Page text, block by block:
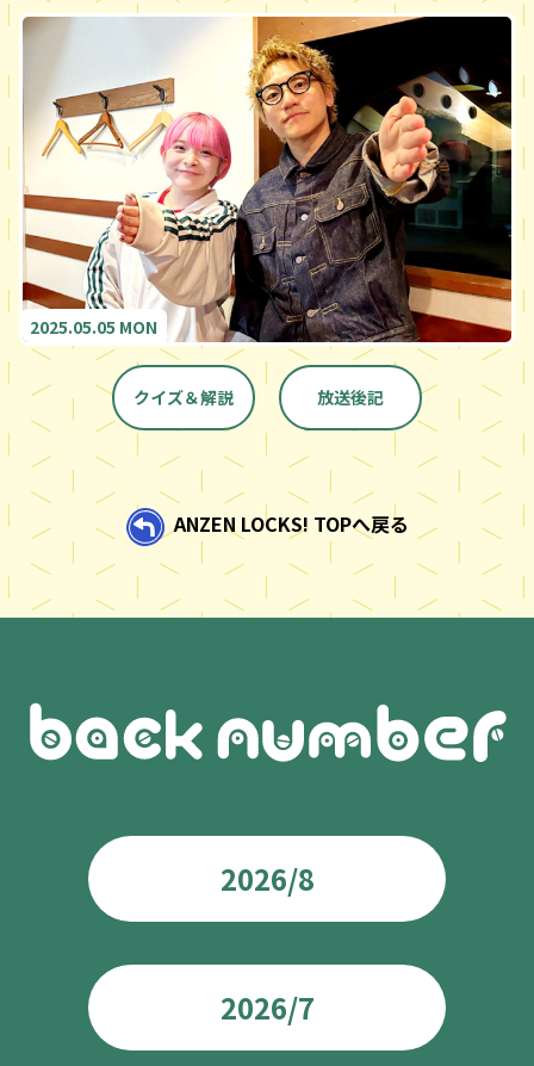
2025.05.05 MON
クイズ＆解説 放送後記
ANZEN LOCKS! TOPへ戻る
2026/8
2026/7